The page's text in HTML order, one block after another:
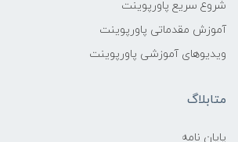
شروع سریع پاورپوینت
آموزش مقدماتی پاورپوینت
ویدیوهای آموزشی پاورپوینت
متابلاگ
پایان نامه